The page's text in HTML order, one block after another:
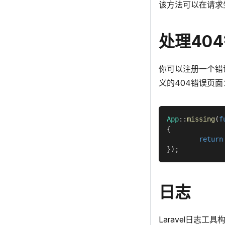
该方法可以在请
处理
你可以注册一个
义的404错误页面
App::missing(
{
return
}) ;
日志
Laravel日志工具